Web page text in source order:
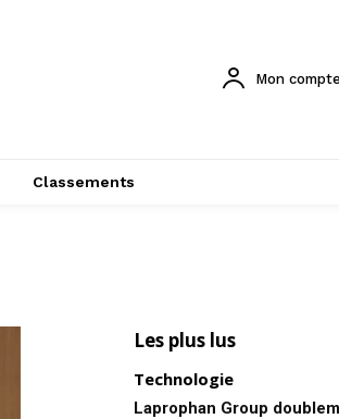
Mon compte
Classements
Les plus lus
Technologie
Laprophan Group